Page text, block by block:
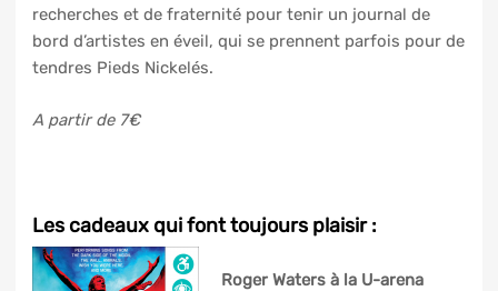
recherches et de fraternité pour tenir un journal de
bord d’artistes en éveil, qui se prennent parfois pour de
tendres Pieds Nickelés.
A partir de 7€
Les cadeaux qui font toujours plaisir :
Roger Waters à la U-arena